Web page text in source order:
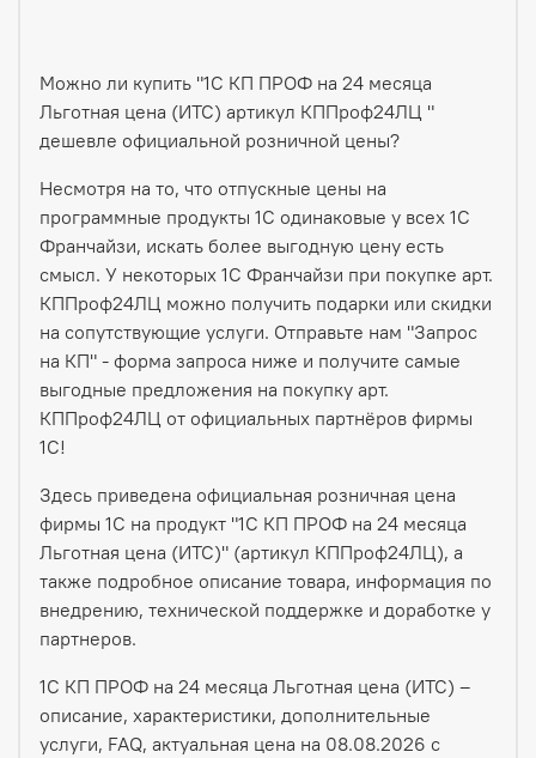
Можно ли купить "1С КП ПРОФ на 24 месяца
Льготная цена (ИТС) артикул КППроф24ЛЦ "
дешевле официальной розничной цены?
Несмотря на то, что отпускные цены на
программные продукты 1С одинаковые у всех 1С
Франчайзи, искать более выгодную цену есть
смысл. У некоторых 1С Франчайзи при покупке арт.
КППроф24ЛЦ можно получить подарки или скидки
на сопутствующие услуги. Отправьте нам "Запрос
на КП" - форма запроса ниже и получите самые
выгодные предложения на покупку арт.
КППроф24ЛЦ от официальных партнёров фирмы
1С!
Здесь приведена официальная розничная цена
фирмы 1С на продукт "1С КП ПРОФ на 24 месяца
Льготная цена (ИТС)" (артикул КППроф24ЛЦ), а
также подробное описание товара, информация по
внедрению, технической поддержке и доработке у
партнеров.
1С КП ПРОФ на 24 месяца Льготная цена (ИТС) –
описание, характеристики, дополнительные
услуги, FAQ, актуальная цена на 08.08.2026 с